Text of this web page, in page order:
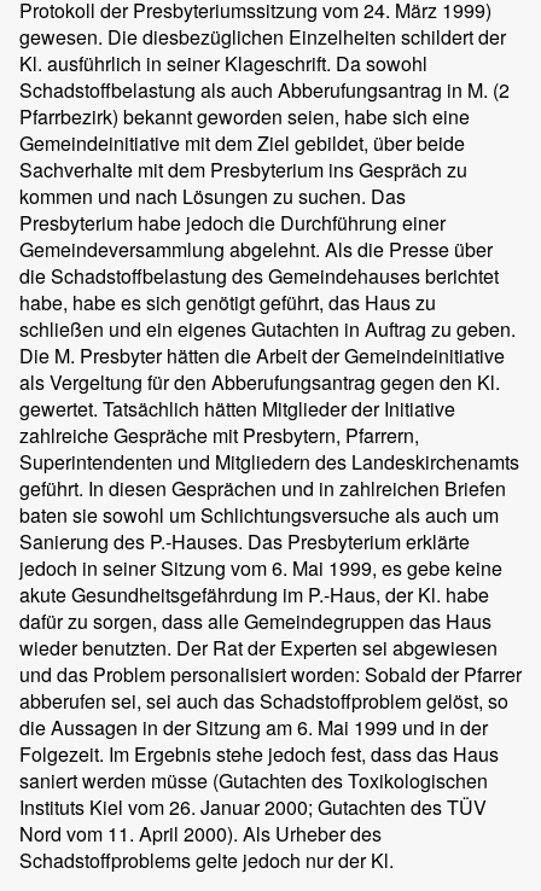
Protokoll der Presbyteriumssitzung vom 24. März 1999)
gewesen. Die diesbezüglichen Einzelheiten schildert der
Kl. ausführlich in seiner Klageschrift. Da sowohl
Schadstoffbelastung als auch Abberufungsantrag in M. (2
Pfarrbezirk) bekannt geworden seien, habe sich eine
Gemeindeinitiative mit dem Ziel gebildet, über beide
Sachverhalte mit dem Presbyterium ins Gespräch zu
kommen und nach Lösungen zu suchen. Das
Presbyterium habe jedoch die Durchführung einer
Gemeindeversammlung abgelehnt. Als die Presse über
die Schadstoffbelastung des Gemeindehauses berichtet
habe, habe es sich genötigt geführt, das Haus zu
schließen und ein eigenes Gutachten in Auftrag zu geben.
Die M. Presbyter hätten die Arbeit der Gemeindeinitiative
als Vergeltung für den Abberufungsantrag gegen den Kl.
gewertet. Tatsächlich hätten Mitglieder der Initiative
zahlreiche Gespräche mit Presbytern, Pfarrern,
Superintendenten und Mitgliedern des Landeskirchenamts
geführt. In diesen Gesprächen und in zahlreichen Briefen
baten sie sowohl um Schlichtungsversuche als auch um
Sanierung des P.-Hauses. Das Presbyterium erklärte
jedoch in seiner Sitzung vom 6. Mai 1999, es gebe keine
akute Gesundheitsgefährdung im P.-Haus, der Kl. habe
dafür zu sorgen, dass alle Gemeindegruppen das Haus
wieder benutzten. Der Rat der Experten sei abgewiesen
und das Problem personalisiert worden: Sobald der Pfarrer
abberufen sei, sei auch das Schadstoffproblem gelöst, so
die Aussagen in der Sitzung am 6. Mai 1999 und in der
Folgezeit. Im Ergebnis stehe jedoch fest, dass das Haus
saniert werden müsse (Gutachten des Toxikologischen
Instituts Kiel vom 26. Januar 2000; Gutachten des TÜV
Nord vom 11. April 2000). Als Urheber des
Schadstoffproblems gelte jedoch nur der Kl.